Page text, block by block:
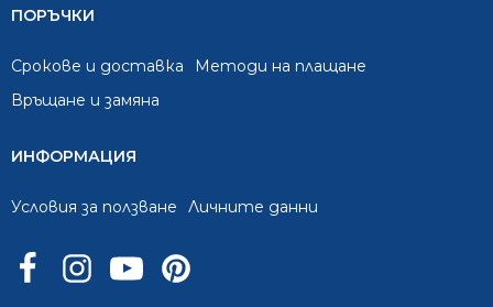
ПОРЪЧКИ
Срокове и доставка
Методи на плащане
Връщане и замяна
ИНФОРМАЦИЯ
Условия за ползване Личните данни